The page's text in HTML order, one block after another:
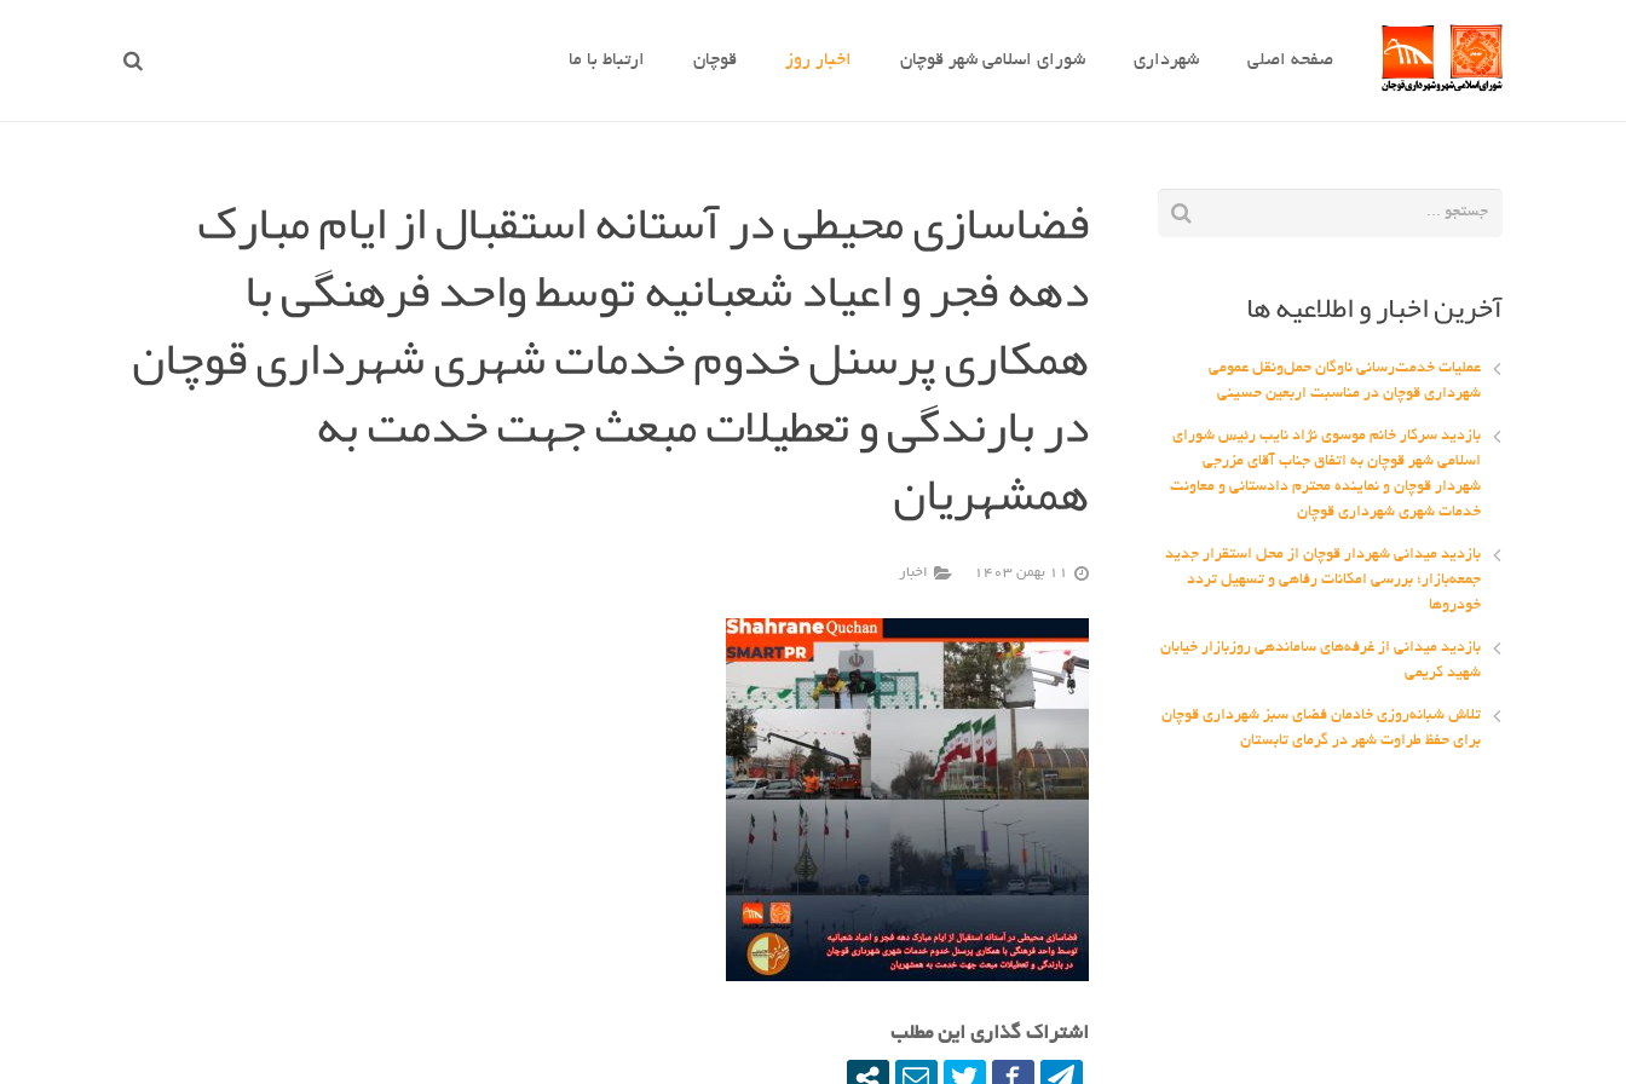
صفحه اصلی شهرداری شورای اسلامی شهر قوچان اخبار روز قوچان ارتباط با ما
فضاسازی محیطی در آستانه استقبال از ایام مبارک
دهه فجر و اعیاد شعبانیه توسط واحد فرهنگی با
همکاری پرسنل خدوم خدمات شهری شهرداری قوچان
در بارندگی و تعطیلات مبعث جهت خدمت به
همشهریان
11 بهمن 1403 اخبار
اشتراک گذاری این مطلب
آخرین اخبار و اطلاعیه ها
عملیات خدمت‌رسانی ناوگان حمل‌ونقل عمومی
شهرداری قوچان در مناسبت اربعین حسینی
بازدید سرکار خانم موسوی نژاد نایب رئیس شورای
اسلامی شهر قوچان به اتفاق جناب آقای مزرجی
شهردار قوچان و نماینده محترم دادستانی و معاونت
خدمات شهری شهرداری قوچان
بازدید میدانی شهردار قوچان از محل استقرار جدید
جمعه‌بازار؛ بررسی امکانات رفاهی و تسهیل تردد
خودروها
بازدید میدانی از غرفه‌های ساماندهی روزبازار خیابان
شهید کریمی
تلاش شبانه‌روزی خادمان فضای سبز شهرداری قوچان
برای حفظ طراوت شهر در گرمای تابستان